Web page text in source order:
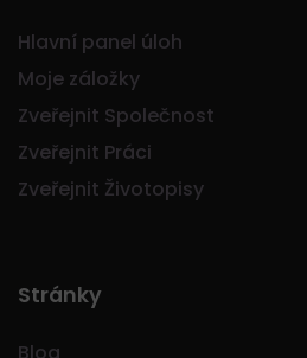
Hlavní panel úloh
Moje záložky
Zveřejnit Společnost
Zveřejnit Práci
Zveřejnit Životopisy
Stránky
Blog